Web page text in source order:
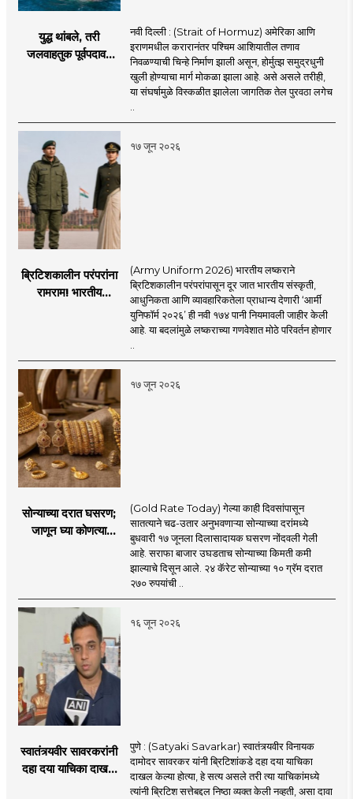
युद्ध थांबले, तरी
जलवाहतुक पूर्वपदावर
चिंता.
नवी दिल्ली : (Strait of Hormuz) अमेरिका आणि
इराणमधील करारानंतर पश्चिम आशियातील तणाव
निवळण्याची चिन्हे निर्माण झाली असून, होर्मुत्झ समुद्रधुनी
खुली होण्याचा मार्ग मोकळा झाला आहे. असे असले तरीही,
या संघर्षामुळे विस्कळीत झालेला जागतिक तेल पुरवठा लगेच
१७ जून २०२६
ब्रिटिशकालीन परंपरांना
रामराम! भारतीय
(Army Uniform 2026) भारतीय लष्कराने
ब्रिटिशकालीन परंपरांपासून दूर जात भारतीय संस्कृती,
आधुनिकता आणि व्यावहारिकतेला प्राधान्य देणारी ‘आर्मी
युनिफॉर्म २०२६’ ही नवी १७४ पानी नियमावली जाहीर केली
आहे. या बदलांमुळे लष्कराच्या गणवेशात मोठे परिवर्तन होणार
१७ जून २०२६
सोन्याच्या दरात घसरण;
जाणून घ्या कोणत्या
(Gold Rate Today) गेल्या काही दिवसांपासून
सातत्याने चढ-उतार अनुभवणाऱ्या सोन्याच्या दरांमध्ये
बुधवारी १७ जूनला दिलासादायक घसरण नोंदवली गेली
आहे. सराफा बाजार उघडताच सोन्याच्या किमती कमी
झाल्याचे दिसून आले. २४ कॅरेट सोन्याच्या १० ग्रॅम दरात
२७० रुपयांची ..
१६ जून २०२६
स्वातंत्र्यवीर सावरकरांनी
दहा दया याचिका दाखल
पुणे : (Satyaki Savarkar) स्वातंत्र्यवीर विनायक
दामोदर सावरकर यांनी ब्रिटिशांकडे दहा दया याचिका
दाखल केल्या होत्या, हे सत्य असले तरी त्या याचिकांमध्ये
त्यांनी ब्रिटिश सत्तेबद्दल निष्ठा व्यक्त केली नव्हती, असा दावा